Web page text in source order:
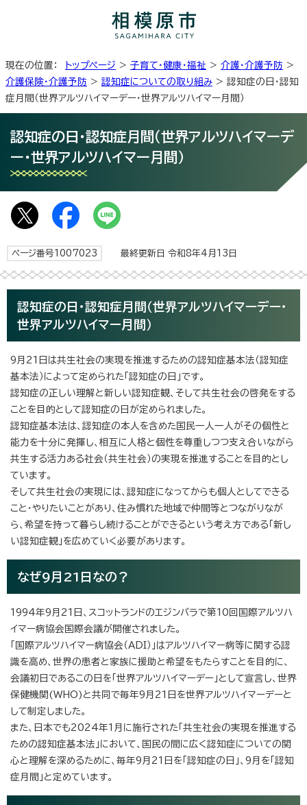
現在の位置： トップページ > 子育て・健康・福祉 > 介護・介護予防 >
介護保険・介護予防 > 認知症についての取り組み > 認知症の日・認知
症月間（世界アルツハイマーデー・世界アルツハイマー月間）
認知症の日・認知症月間（世界アルツハイマーデ
ー・世界アルツハイマー月間）
ページ番号1007023 最終更新日 令和8年4月13日
認知症の日・認知症月間（世界アルツハイマーデー・
世界アルツハイマー月間）
9月21日は共生社会の実現を推進するための認知症基本法（認知症
基本法）によって定められた「認知症の日」です。
認知症の正しい理解と新しい認知症観、そして共生社会の啓発をする
ことを目的として認知症の日が定められました。
認知症基本法は、認知症の本人を含めた国民一人一人がその個性と
能力を十分に発揮し、相互に人格と個性を尊重しつつ支え合いながら
共生する活力ある社会（共生社会）の実現を推進することを目的とし
ています。
そして共生社会の実現には、認知症になってからも個人としてできる
こと・やりたいことがあり、住み慣れた地域で仲間等とつながりなが
ら、希望を持って暮らし続けることができるという考え方である「新し
い認知症観」を広めていく必要があります。
なぜ9月21日なの？
1994年9月21日、スコットランドのエジンバラで第10回国際アルツハ
イマー病協会国際会議が開催されました。
「国際アルツハイマー病協会（ADI）」はアルツハイマー病等に関する認
識を高め、世界の患者と家族に援助と希望をもたらすことを目的に、
会議初日であるこの日を「世界アルツハイマーデー」として宣言し、世界
保健機関(WHO)と共同で毎年9月21日を世界アルツハイマーデーと
して制定しました。
また、日本でも2024年1月に施行された「共生社会の実現を推進する
ための認知症基本法」において、国民の間に広く認知症についての関
心と理解を深めるために、毎年9月21日を「認知症の日」、9月を「認知
症月間」と定めています。